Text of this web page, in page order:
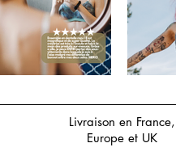
Livraison en France,
Europe et UK